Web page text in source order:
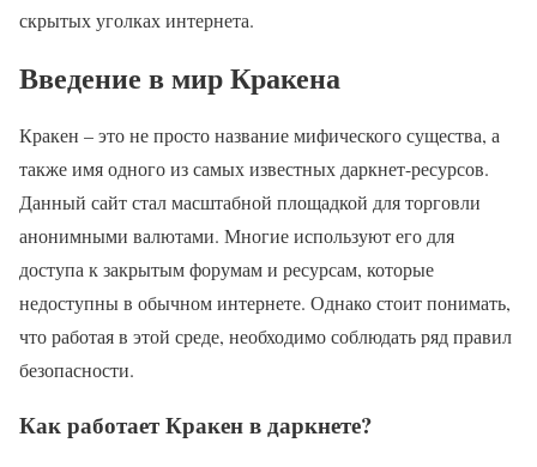
скрытых уголках интернета.
Введение в мир Кракена
Кракен – это не просто название мифического существа, а
также имя одного из самых известных даркнет-ресурсов.
Данный сайт стал масштабной площадкой для торговли
анонимными валютами. Многие используют его для
доступа к закрытым форумам и ресурсам, которые
недоступны в обычном интернете. Однако стоит понимать,
что работая в этой среде, необходимо соблюдать ряд правил
безопасности.
Как работает Кракен в даркнете?